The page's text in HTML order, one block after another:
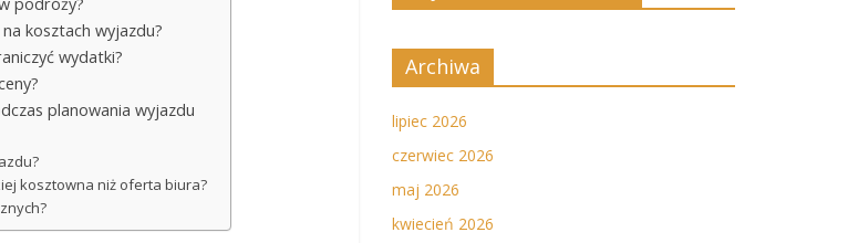
kosztach wyjazdu?
wydatki?
planowania wyjazdu
kosztowna niż oferta biura?
Archiwa
lipiec 2026
czerwiec 2026
maj 2026
kwiecień 2026